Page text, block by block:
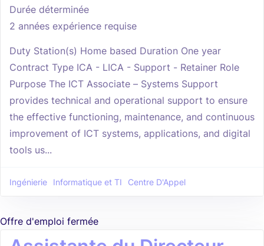
Durée déterminée
2 années expérience requise
Duty Station(s) Home based Duration One year
Contract Type ICA - LICA - Support - Retainer Role
Purpose The ICT Associate – Systems Support
provides technical and operational support to ensure
the effective functioning, maintenance, and continuous
improvement of ICT systems, applications, and digital
tools us...
Ingénierie Informatique et TI Centre D'Appel
Offre d'emploi fermée